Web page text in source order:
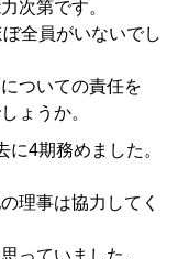
次第です。
全員がいないでし
ついての責任を
ょうか。
4期務めました。
理事は協力してく
っていました。